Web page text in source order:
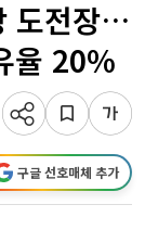
도전장…
율 20%
구글 선호매체 추가